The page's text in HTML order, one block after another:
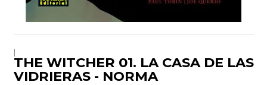
|
THE WITCHER 01. LA CASA DE LAS
VIDRIERAS - NORMA